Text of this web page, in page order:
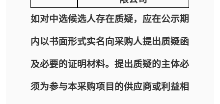
如对中选候选人存在质疑，应在公示期
内以书面形式实名向采购人提出质疑函
及必要的证明材料。提出质疑的主体必
须为参与本采购项目的供应商或利益相